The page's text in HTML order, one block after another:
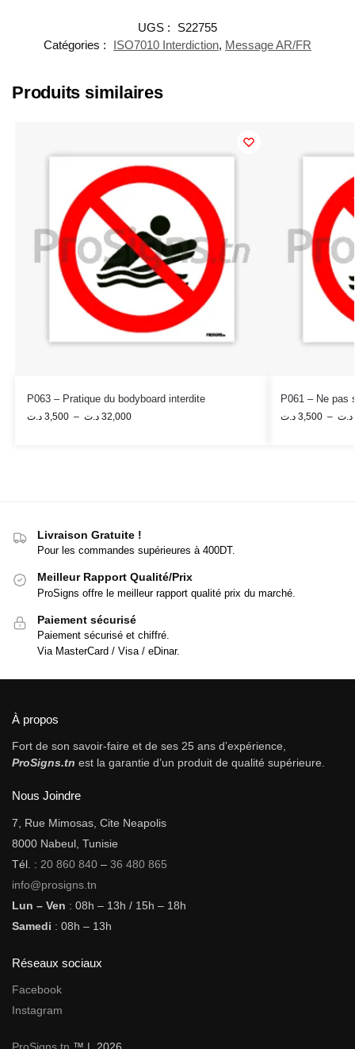
UGS :
S22755
Catégories :
ISO7010 Interdiction, Message AR/FR
Produits similaires
P063 – Pratique du bodyboard interdite
3,500 د.ت – 32,000 د.ت
P061 – Ne pas
3,500 د.ت – د.ت
Livraison Gratuite !
Pour les commandes supérieures à 400DT.
Meilleur Rapport Qualité/Prix
ProSigns offre le meilleur rapport qualité prix du marché.
Paiement sécurisé
Paiement sécurisé et chiffré.
Via MasterCard / Visa / eDinar.
À propos
Fort de son savoir-faire et de ses 25 ans d’expérience,
ProSigns.tn est la garantie d’un produit de qualité supérieure.
Nous Joindre
7, Rue Mimosas, Cite Neapolis
8000 Nabeul, Tunisie
Tél. : 20 860 840 – 36 480 865
info@prosigns.tn
Lun – Ven : 08h – 13h / 15h – 18h
Samedi : 08h – 13h
Réseaux sociaux
Facebook
Instagram